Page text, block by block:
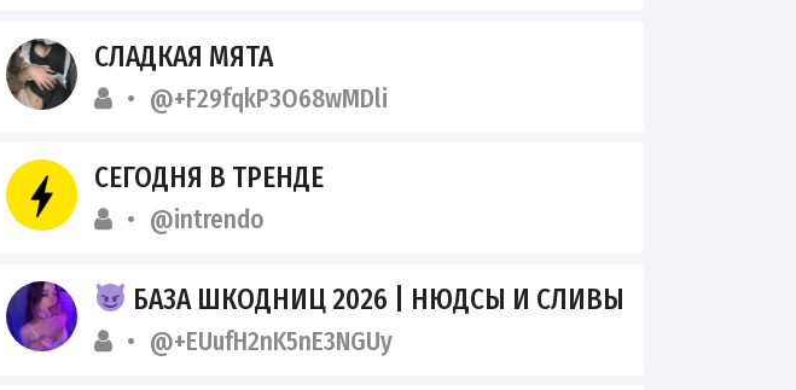
СЛАДКАЯ МЯТА
@+F29fqkP3O68wMDli
СЕГОДНЯ В ТРЕНДЕ
@intrendo
ПРЕЩЁНКИ
БАЗА ШКОДНИЦ 2026 | НЮДСЫ И СЛИВЫ
@+EUufH2nK5nE3NGUy